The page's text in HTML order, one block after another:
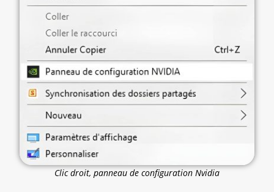
Clic droit, panneau de configuration Nvidia